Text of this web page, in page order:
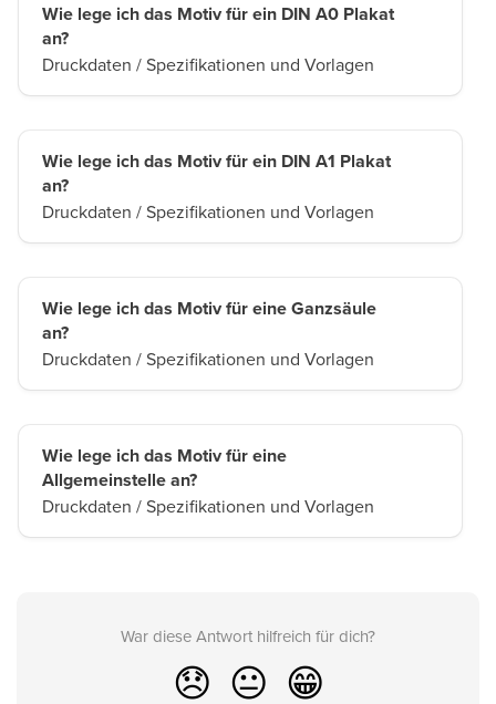
Wie lege ich das Motiv für ein DIN A0 Plakat
an?
Druckdaten / Spezifikationen und Vorlagen
Wie lege ich das Motiv für ein DIN A1 Plakat
an?
Druckdaten / Spezifikationen und Vorlagen
Wie lege ich das Motiv für eine Ganzsäule
an?
Druckdaten / Spezifikationen und Vorlagen
Wie lege ich das Motiv für eine
Allgemeinstelle an?
Druckdaten / Spezifikationen und Vorlagen
War diese Antwort hilfreich für dich?
😞 😐 😁